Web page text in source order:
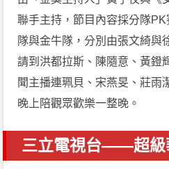
聯手主持，節目內容採分隊
隊與金牛隊，分別由張文綺與
請到洪都拉斯、陳隨意、黃鐙
聞主播連珮貝、宋燕旻、莊雨
晚上陪觀眾歡樂一整晚。
三立電視台——超級